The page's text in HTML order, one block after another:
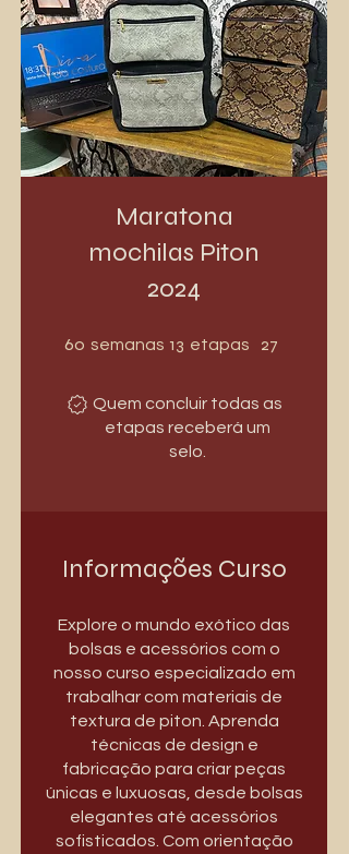
Maratona
mochilas Piton
2024
60 semanas 60 semanas
13 etapas 27
Quem concluir todas as
etapas receberá um
selo.
Informações Curso
Explore o mundo exótico das
bolsas e acessórios com o
nosso curso especializado em
trabalhar com materiais de
textura de piton. Aprenda
técnicas de design e
fabricação para criar peças
únicas e luxuosas, desde bolsas
elegantes até acessórios
sofisticados. Com orientação